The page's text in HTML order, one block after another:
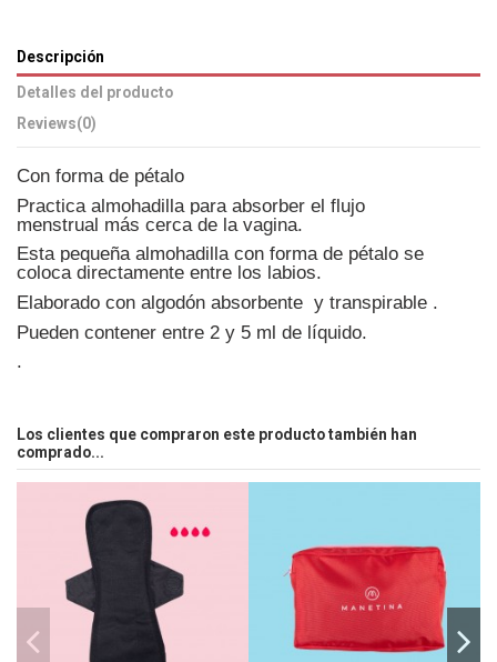
Descripción
Detalles del producto
Reviews(0)
Con forma de pétalo
Practica almohadilla para absorber el flujo
menstrual más cerca de la vagina.
Esta pequeña almohadilla con forma de pétalo se
coloca directamente entre los labios.
Elaborado con algodón absorbente y transpirable .
Pueden contener entre 2 y 5 ml de líquido.
.
Los clientes que compraron este producto también han
comprado...